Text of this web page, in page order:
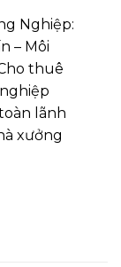
Nghiệp:
– Môi
thuê
lãnh
xưởng